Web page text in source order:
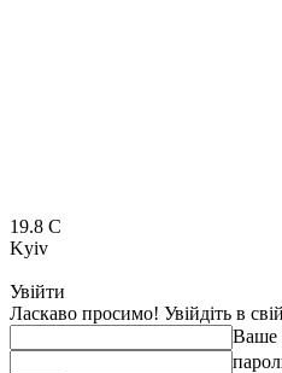
19.8 C
Kyiv
Увійти
Ласкаво просимо! Увійдіть в
Ваше